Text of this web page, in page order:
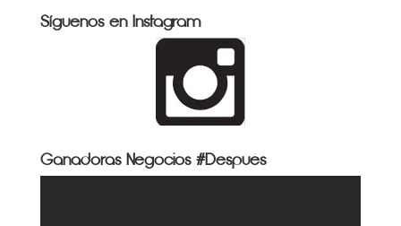
Síguenos en Instagram
Ganadoras Negocios #Después